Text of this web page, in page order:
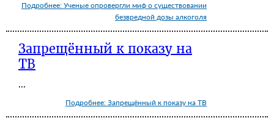
Подробнее: Ученые опровергли миф о существовании
безвредной дозы алкоголя
Запрещённый к показу на
ТВ
...
Подробнее: Запрещённый к показу на ТВ